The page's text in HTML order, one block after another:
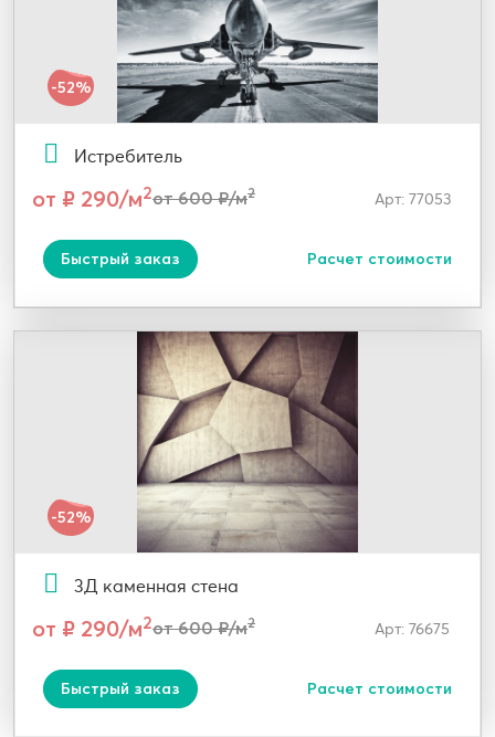
-52%
Истребитель
от ₽ 290/м2от 600 ₽/м2 Арт: 77053
Быстрый заказ Расчет стоимости
-52%
3Д каменная стена
от ₽ 290/м2от 600 ₽/м2 Арт: 76675
Быстрый заказ Расчет стоимости